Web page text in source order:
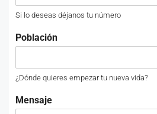
Si lo deseas déjanos tu número
Población
¿Dónde quieres empezar tu nueva vida?
Mensaje